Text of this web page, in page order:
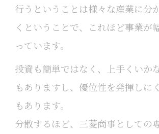
行うということは様々な産業に分
くということで、これほど事業が
っています。
投資も簡単ではなく、上手くいか
もありますし、優位性を発揮しに
もあります。
分散するほど、三菱商事としての